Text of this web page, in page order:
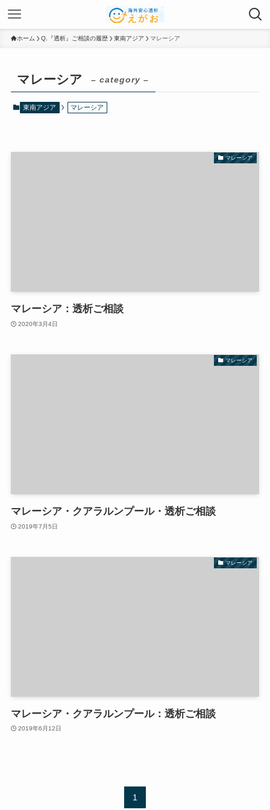
ホーム Q.『透析』ご相談の履歴 東南アジア マレーシア
マレーシア – category –
東南アジア マレーシア
マレーシア
マレーシア：透析ご相談
2020年3月4日
マレーシア
マレーシア・クアラルンプール・透析ご相談
2019年7月5日
マレーシア
マレーシア・クアラルンプール：透析ご相談
2019年6月12日
1